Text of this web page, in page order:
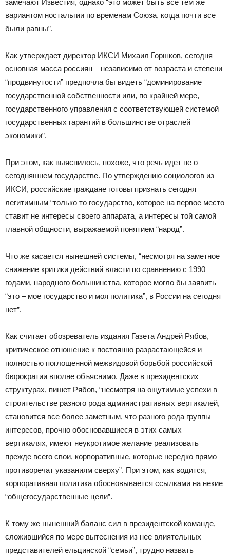
замечают Известия, однако “это может быть все тем же
вариантом ностальгии по временам Союза, когда почти все
были равны”.
Как утверждает директор ИКСИ Михаил Горшков, сегодня
основная масса россиян – независимо от возраста и степени
“продвинутости” предпочла бы видеть “доминирование
государственной собственности или, по крайней мере,
государственного управления с соответствующей системой
государственных гарантий в большинстве отраслей
экономики”.
При этом, как выяснилось, похоже, что речь идет не о
сегодняшнем государстве. По утверждению социологов из
ИКСИ, российские граждане готовы признать сегодня
легитимным “только то государство, которое на первое место
ставит не интересы своего аппарата, а интересы той самой
главной общности, выражаемой понятием “народ”.
Что же касается нынешней системы, “несмотря на заметное
снижение критики действий власти по сравнению с 1990
годами, народного большинства, которое могло бы заявить
“это – мое государство и моя политика”, в России на сегодня
нет”.
Как считает обозреватель издания Газета Андрей Рябов,
критическое отношение к постоянно разрастающейся и
полностью поглощенной межвидовой борьбой российской
бюрократии вполне объяснимо. Даже в президентских
структурах, пишет Рябов, “несмотря на ощутимые успехи в
строительстве разного рода административных вертикалей,
становится все более заметным, что разного рода группы
интересов, прочно обосновавшиеся в этих самых
вертикалях, имеют неукротимое желание реализовать
прежде всего свои, корпоративные, которые нередко прямо
противоречат указаниям сверху”. При этом, как водится,
корпоративная политика обосновывается ссылками на некие
“общегосударственные цели”.
К тому же нынешний баланс сил в президентской команде,
сложившийся по мере вытеснения из нее влиятельных
представителей ельцинской “семьи”, трудно назвать